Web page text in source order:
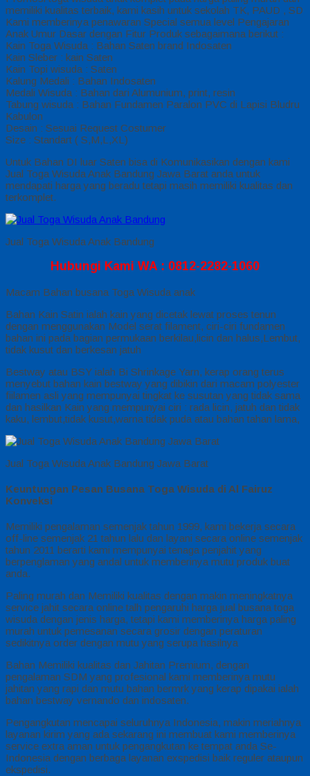
memiliki kualitas terbaik, kami kasih untuk sekolah TK, PAUD , SD
Kami memberinya penawaran Special semua level Pengajaran
Anak Umur Dasar dengan Fitur Produk sebagaimana berikut :
Kain Toga Wisuda : Bahan Saten brand Indosaten
Kain Sleber : kain Saten
Kain Topi wisuda : Saten
Kalung Medali : Bahan Indosaten
Medali Wisuda : Bahan dari Alumunium, print, resin
Tabung wisuda : Bahan Fundamen Paralon PVC di Lapisi Bludru
Kabulon
Desain : Sesuai Request Costumer
Size : Standart ( S,M,L,XL)
Untuk Bahan DI luar Saten bisa di Komunikasikan dengan kami
Jual Toga Wisuda Anak Bandung Jawa Barat anda untuk
mendapati harga yang beradu tetapi masih memiliki kualitas dan
terkomplet.
Jual Toga Wisuda Anak Bandung
Hubungi Kami WA : 0812-2282-1060
Macam Bahan busana Toga Wisuda anak
Bahan Kain Satin ialah kain yang dicetak lewat proses tenun
dengan menggunakan Model serat filament, ciri-ciri fundamen
bahan ini pada bagian permukaan berkilau,licin dan halus,Lembut,
tidak kusut dan berkesan jatuh
Bestway atau BSY ialah Bi Shrinkage Yarn, kerap orang terus
menyebut bahan kain bestway yang dibikin dari macam polyester
fiilamen asli yang mempunyai tingkat ke susutan yang tidak sama
dan hasilkan Kain yang mempunyai ciri : rada licin, jatuh dan tidak
kaku, lembut,tidak kusut,warna tidak puda atau bahan tahan lama,
Jual Toga Wisuda Anak Bandung Jawa Barat
Keuntungan Pesan Busana Toga Wisuda di Al Fairuz
Konveksi
Memiliki pengalaman semenjak tahun 1999, kami bekerja secara
off-line semenjak 21 tahun lalu dan layani secara online semenjak
tahun 2011 berarti kami mempunyai tenaga penjahit yang
berpenglaman yang andal untuk memberinya mutu produk buat
anda.
Paling murah dan Memiliki kualitas dengan makin meningkatnya
service jahit secara online talh pengaruhi harga jual busana toga
wisuda dengan jenis harga, tetapi kami memberinya harga paling
murah untuk pemesanan secara grosir dengan peraturan
sedikitnya order dengan mutu yang serupa hasilnya
Bahan Memiliki kualitas dan Jahitan Premium, dengan
pengalaman SDM yang profesional kami memberinya mutu
jahitan yang rapi dan mutu bahan bermrk yang kerap dipakai ialah
bahan bestway vernando dan indosaten.
Pengangkutan mencapai seluruhnya Indonesia, makin meriahnya
layanan kirim yang ada sekarang ini membuat kami memberinya
service extra aman untuk pengangkutan ke tempat anda Se-
Indonesia dengan berbaga layanan exspedisi baik reguler ataupun
ekspedisi.